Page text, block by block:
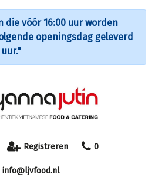
vóór 16:00 uur worden
openingsdag geleverd
Registreren 0
info@ljvfood.nl